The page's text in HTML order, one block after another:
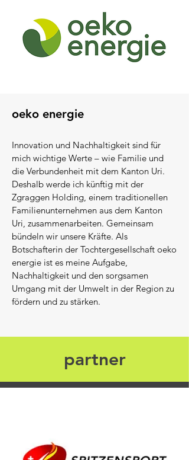
oeko energie
Innovation und Nachhaltigkeit sind für
mich wichtige Werte – wie Familie und
die Verbundenheit mit dem Kanton Uri.
Deshalb werde ich künftig mit der
Zgraggen Holding, einem traditionellen
Familienunternehmen aus dem Kanton
Uri, zusammenarbeiten. Gemeinsam
bündeln wir unsere Kräfte. Als
Botschafterin der Tochtergesellschaft oeko
energie ist es meine Aufgabe,
Nachhaltigkeit und den sorgsamen
Umgang mit der Umwelt in der Region zu
fördern und zu stärken.
partner